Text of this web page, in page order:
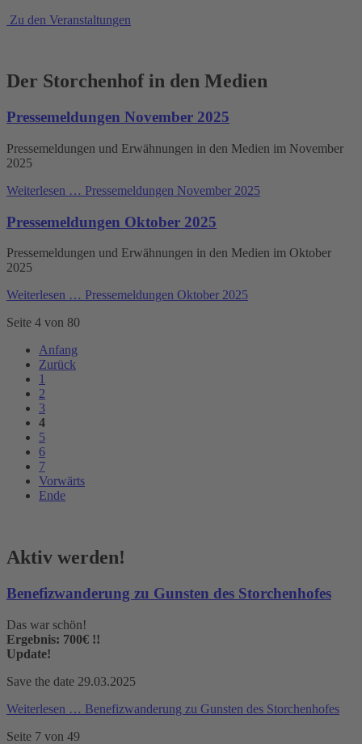
Zu den Veranstaltungen
Der Storchenhof in den Medien
Pressemeldungen November 2025
Pressemeldungen und Erwähnungen in den Medien im November
2025
Weiterlesen … Pressemeldungen November 2025
Pressemeldungen Oktober 2025
Pressemeldungen und Erwähnungen in den Medien im Oktober
2025
Weiterlesen … Pressemeldungen Oktober 2025
Seite 4 von 80
Anfang
Zurück
1
2
3
4
5
6
7
Vorwärts
Ende
Aktiv werden!
Benefizwanderung zu Gunsten des Storchenhofes
Das war schön!
Ergebnis: 700€ !!
Update!
Save the date 29.03.2025
Weiterlesen … Benefizwanderung zu Gunsten des Storchenhofes
Seite 7 von 49